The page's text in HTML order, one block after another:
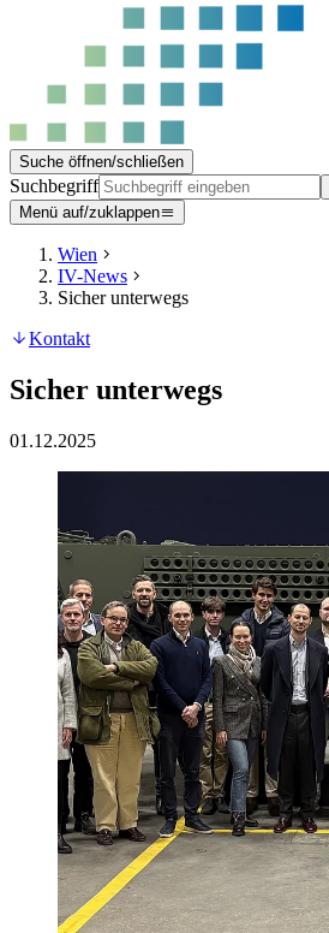
Suche öffnen/schließen
Suchbegriff
Menü auf/zuklappen
Wien
IV-News
Sicher unterwegs
Kontakt
Sicher unterwegs
01.12.2025